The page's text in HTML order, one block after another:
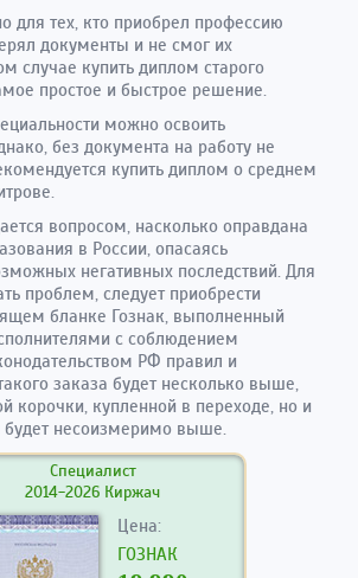
для тех, кто приобрел профессию
документы и не смог их
случае купить диплом старого
простое и быстрое решение.
можно освоить
без документа на работу не
купить диплом о среднем
вопросом, насколько оправдана
в России, опасаясь
негативных последствий. Для
проблем, следует приобрести
бланке Гознак, выполненный
с соблюдением
РФ правил и
заказа будет несколько выше,
корочки, купленной в переходе, но и
будет несоизмеримо выше.
Специалист
2014-2026 Киржач
Цена:
ГОЗНАК